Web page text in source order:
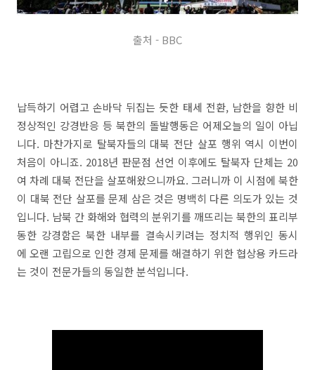
출처 - BBC
납득하기 어렵고 손바닥 뒤집는 듯한 태세 전환, 남한을 향한 비
정상적인 강경반응 등 북한의 돌발행동은 어제오늘의 일이 아닙
니다. 마찬가지로 탈북자들의 대북 전단 살포 행위 역시 이번이
처음이 아니죠. 2018년 판문점 선언 이후에도 탈북자 단체는 20
여 차례 대북 전단을 살포해왔으니까요. 그러니까 이 시점에 북한
이 대북 전단 살포를 문제 삼은 것은 명백히 다른 의도가 있는 것
입니다. 남북 간 화해와 협력의 분위기를 깨뜨리는 북한의 표리부
동한 강경함은 북한 내부를 결속시키려는 정치적 행위인 동시
에 오랜 고립으로 인한 경제 문제를 해결하기 위한 협상용 카드라
는 것이 전문가들의 동일한 분석입니다.